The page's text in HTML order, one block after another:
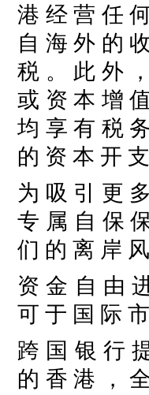
港 经 营 任
自 海 外 的
税 。 此 外
或 资 本 增
均 享 有 税
的 资 本 开
为 吸 引 更
专 属 自 保
们 的 离 岸
资 金 自 由
可 于 国 际
跨 国 银 行
的 香 港 ，